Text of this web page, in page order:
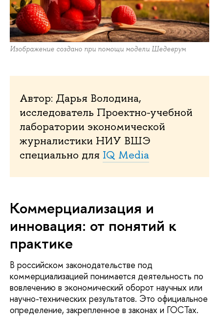
Изображение создано при помощи модели Шедеврум
Автор: Дарья Володина,
исследователь Проектно-учебной
лаборатории экономической
журналистики НИУ ВШЭ
специально для IQ Media
Коммерциализация и
инновация: от понятий к
практике
В российском законодательстве под
коммерциализацией понимается деятельность по
вовлечению в экономический оборот научных или
научно-технических результатов. Это официальное
определение, закрепленное в законах и ГОСТах.